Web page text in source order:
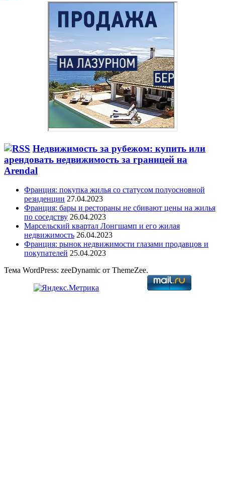
Недвижимость за рубежом: купить или
арендовать недвижимость за границей на
Arendal
Франция: покупка жилья со статусом полуосновной
резиденции 27.04.2023
Франция: бары и рестораны не сбивают цены на жилья
по соседству 26.04.2023
Марсельский квартал Лонгшамп и его жилая
недвижимость 26.04.2023
Франция: рынок недвижимости глазами продавцов и
покупателей 25.04.2023
Тема WordPress: zeeDynamic от ThemeZee.